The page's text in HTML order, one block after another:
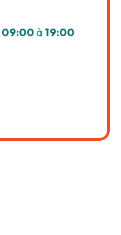
09:00à 19:00